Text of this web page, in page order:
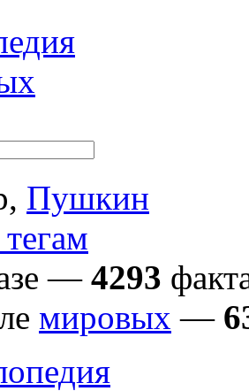
Пушкин
— 4293
мировых —